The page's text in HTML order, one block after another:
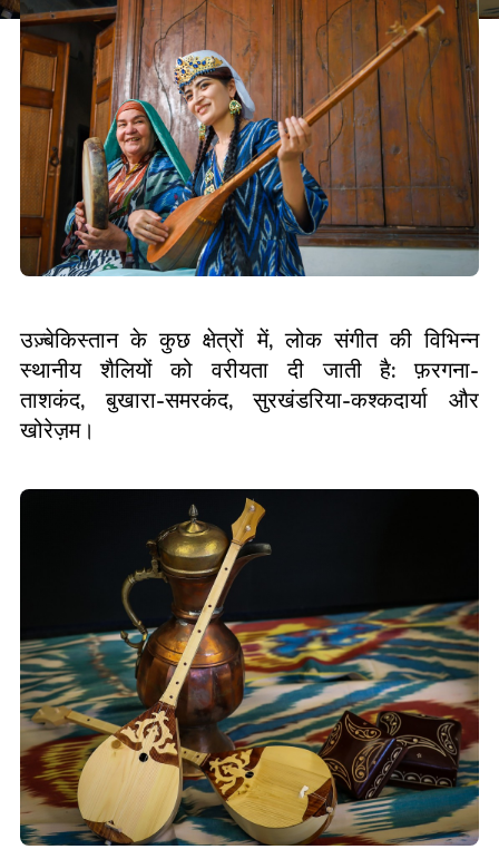
उज़्बेकिस्तान के कुछ क्षेत्रों में,लोक संगीत की विभिन्न
स्थानीय शैलियों को वरीयता दी जाती है:फ़रगना-
ताशकंद,बुखारा-समरकंद,सुरखंडरिया-कश्कदार्या और
खोरेज़म।